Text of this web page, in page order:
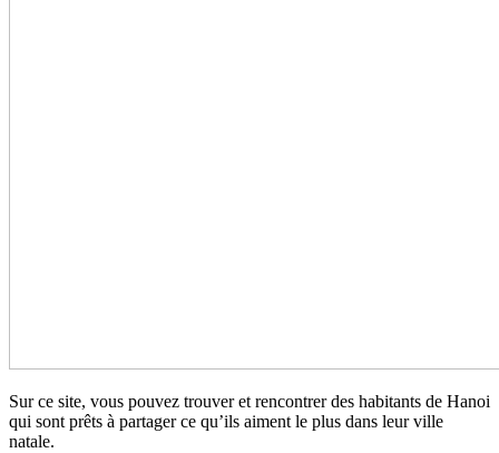
Sur ce site, vous pouvez trouver et rencontrer des habitants de Hanoi
qui sont prêts à partager ce qu’ils aiment le plus dans leur ville
natale.